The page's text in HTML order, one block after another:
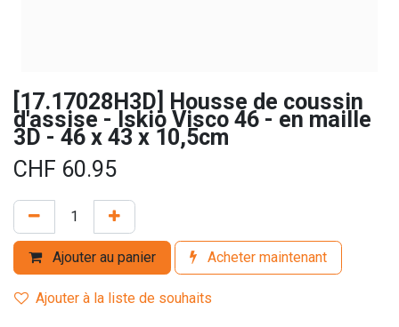
[17.17028H3D] Housse de coussin
d'assise - Iskio Visco 46 - en maille
3D - 46 x 43 x 10,5cm
CHF 60.95
Ajouter au panier Acheter maintenant
Ajouter à la liste de souhaits